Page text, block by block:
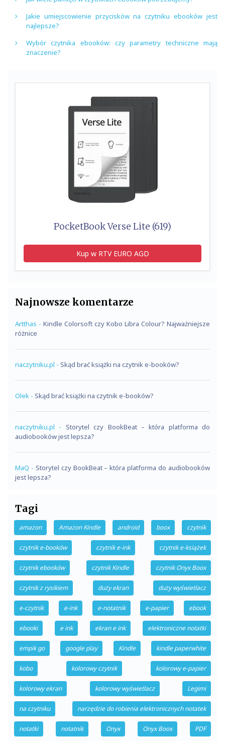
Jakie umiejscowienie przycisków na czytniku ebooków jest
najlepsze?
Wybór czytnika ebooków: czy parametry techniczne mają
znaczenie?
PocketBook Verse Lite (619)
Kup w RTV EURO AGD
Najnowsze komentarze
Artthas - Kindle Colorsoft czy Kobo Libra Colour? Najważniejsze
różnice
naczytniku.pl - Skąd brać książki na czytnik e-booków?
Olek - Skąd brać książki na czytnik e-booków?
naczytniku.pl - Storytel czy BookBeat – która platforma do
audiobooków jest lepsza?
MaQ - Storytel czy BookBeat – która platforma do audiobooków
jest lepsza?
Tagi
amazon Amazon Kindle android boox czytnik
czytnik e-booków czytnik e-ink czytnik e-książek
czytnik ebooków czytnik Kindle czytnik Onyx Boox
czytnik z rysikiem duży ekran duży wyświetlacz
e-czytnik e-ink e-notatnik e-papier ebook
ebooki e ink ekran e ink elektroniczne notatki
empik go google play Kindle kindle paperwhite
kobo kolorowy czytnik kolorowy e-papier
kolorowy ekran kolorowy wyświetlacz Legimi
na czytniku narzędzie do robienia elektronicznych notatek
notatki notatnik Onyx Onyx Boox PDF